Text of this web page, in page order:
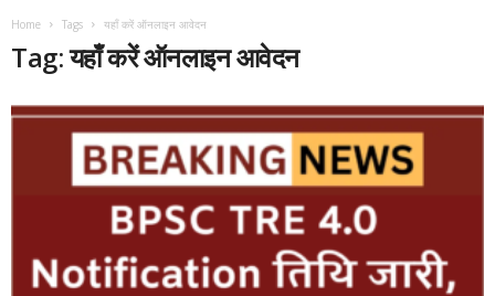
Home Tags यहाँ करें ऑनलाइन आवेदन
Tag: यहाँ करें ऑनलाइन आवेदन